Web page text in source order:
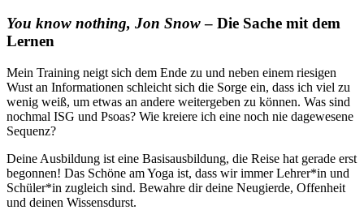
You know nothing, Jon Snow– Die Sache mit dem
Lernen
Mein Training neigt sich dem Ende zu und neben einem riesigen
Wust an Informationen schleicht sich die Sorge ein, dass ich viel zu
wenig weiß, um etwas an andere weitergeben zu können. Was sind
nochmal ISG und Psoas? Wie kreiere ich eine noch nie dagewesene
Sequenz?
Deine Ausbildung ist eine Basisausbildung, die Reise hat gerade erst
begonnen! Das Schöne am Yoga ist, dass wir immer Lehrer*in und
Schüler*in zugleich sind. Bewahre dir deine Neugierde, Offenheit
und deinen Wissensdurst.